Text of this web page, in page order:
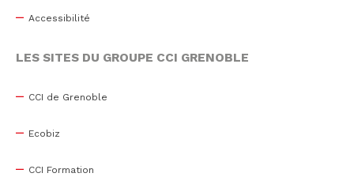
Accessibilité
LES SITES DU GROUPE CCI GRENOBLE
CCI de Grenoble
Ecobiz
CCI Formation